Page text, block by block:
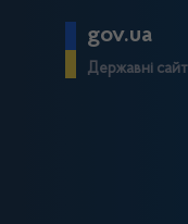
gov.ua
Державні